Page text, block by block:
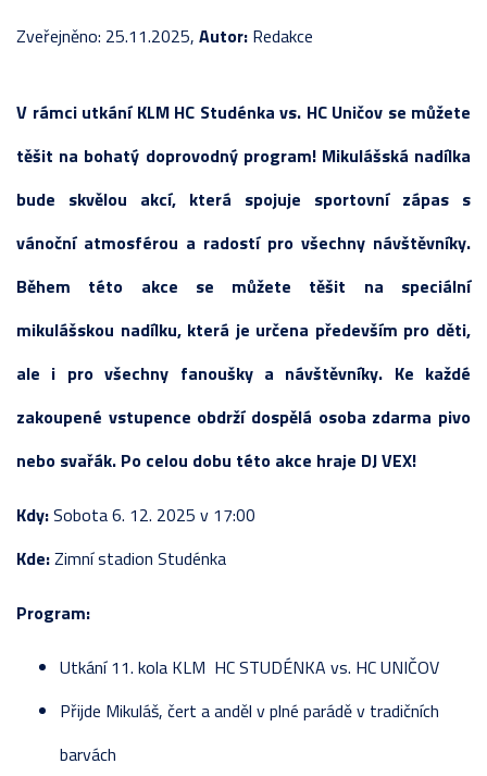
Zveřejněno: 25.11.2025, Autor: Redakce
V rámci utkání KLM HC Studénka vs. HC Uničov se můžete
těšit na bohatý doprovodný program! Mikulášská nadílka
bude skvělou akcí, která spojuje sportovní zápas s
vánoční atmosférou a radostí pro všechny návštěvníky.
Během této akce se můžete těšit na speciální
mikulášskou nadílku, která je určena především pro děti,
ale i pro všechny fanoušky a návštěvníky. Ke každé
zakoupené vstupence obdrží dospělá osoba zdarma pivo
nebo svařák. Po celou dobu této akce hraje DJ VEX!
Kdy:Sobota 6. 12. 2025 v 17:00
Kde:Zimní stadion Studénka
Program:
Utkání 11. kola KLM HC STUDÉNKA vs. HC UNIČOV
Přijde Mikuláš, čert a anděl v plné parádě v tradičních
barvách